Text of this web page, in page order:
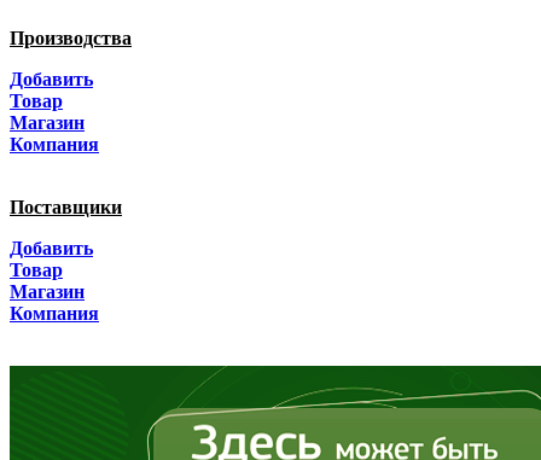
Волгоградская область
Вологодская область
Производства
Добавить
Товар
Магазин
Компания
Поставщики
Добавить
Товар
Магазин
Компания